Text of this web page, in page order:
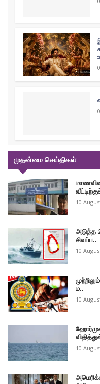
முதன்மை செய்திகள்
10
அடுத்த
சிவப்ப..
10
ம..
10
ஹோர்முஸ்
10